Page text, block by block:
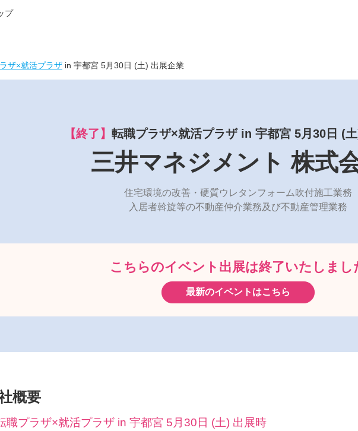
プ
ザ×就活プラザ in 宇都宮 5月30日 (土) 出展企業
【終了】 転職プラザ×就活プラザ in 宇都宮 5月30日 (
三井マネジメント 株式
住宅環境の改善・硬質ウレタンフォーム吹付施工業務
入居者斡旋等の不動産仲介業務及び不動産管理業務
こちらのイベント出展は終了いたしまし
最新のイベントはこちら
概要
職プラザ×就活プラザ in 宇都宮 5月30日 (土) 出展時